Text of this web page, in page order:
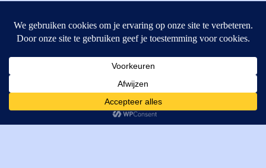
4462GE, Goes
T: +31 (0) 111-484438
M:parts@mitechniek.nl
VAT: NL862802295B01
Cookies helpen ons bij het leveren van onze diensten. Door
gebruik te maken van onze diensten, gaat u akkoord met ons
gebruik van cookies.